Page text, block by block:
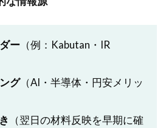
ー （例：Kabutan・IR
グ（AI・半導体・円安メリッ
（翌日の材料反映を早期に確